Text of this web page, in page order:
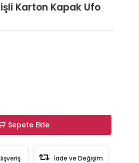
Karton Kapak Ufo
Sepete Ekle
İade ve Değişim